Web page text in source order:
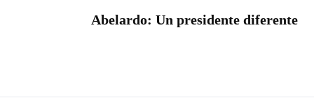
Abelardo: Un presidente diferente